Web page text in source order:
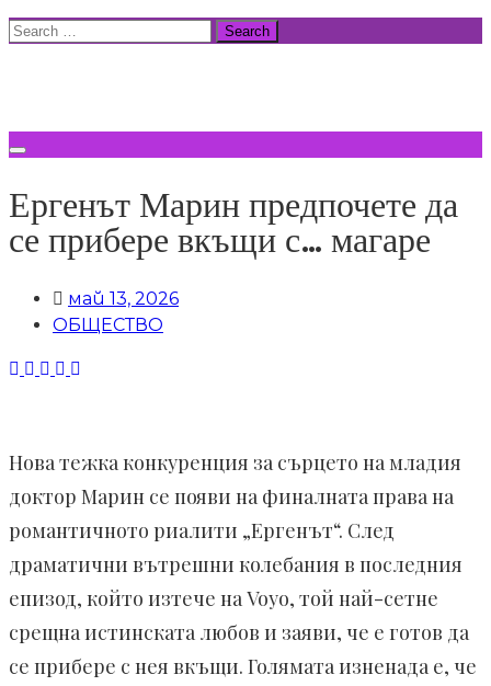
Skip
Search
Ергенът Марин предпочете да
се прибере вкъщи с… магаре
май 13, 2026
ОБЩЕСТВО
Нова тежка конкуренция за сърцето на младия
доктор Марин се появи на финалната права на
романтичното риалити „Ергенът“. След
драматични вътрешни колебания в последния
епизод, който изтече на Voyo, той най-сетне
срещна истинската любов и заяви, че е готов да
се прибере с нея вкъщи. Голямата изненада е, че